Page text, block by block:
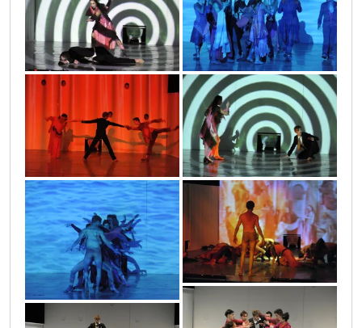
proces_34 proces_20
proces_21 proces_35
proces_45
proces_44